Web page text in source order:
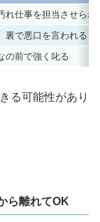
れ仕事を担当させられ
裏で悪口を言われる
の前で強く叱る
る可能性があり
ら離れてOK